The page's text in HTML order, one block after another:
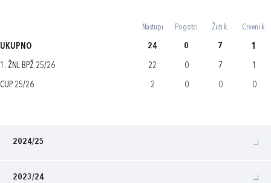
Nastupi Pogotci Žuti k. Crveni k.
UKUPNO 24 0 7 1
1. ŽNL BPŽ 25/26 22 0 7 1
CUP 25/26 2 0 0 0
2024/25
2023/24